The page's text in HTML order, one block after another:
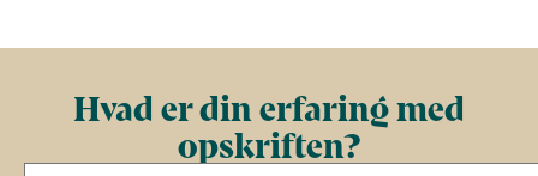
Hvad er din erfaring med
opskriften?